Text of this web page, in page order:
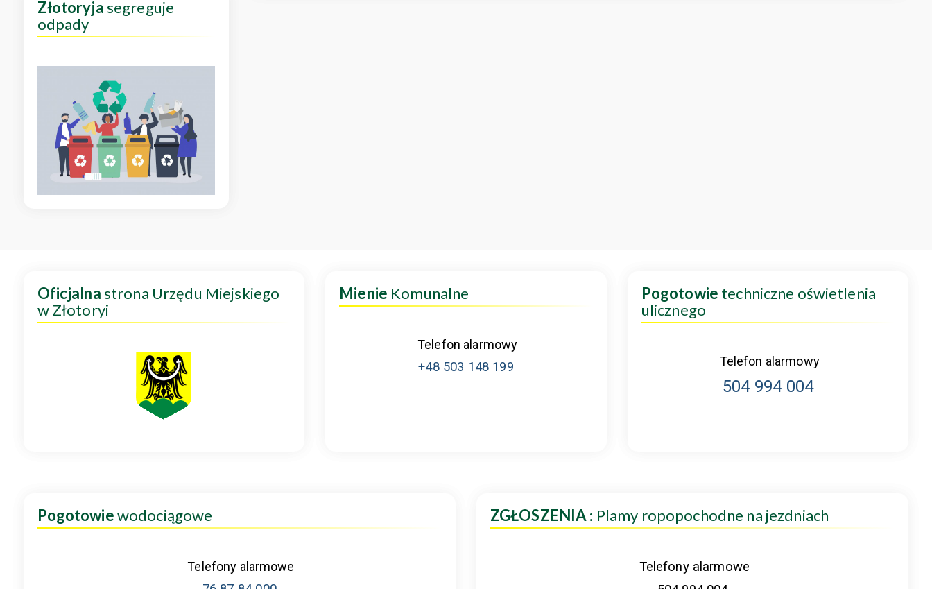
Złotoryjasegreguje
odpady
Oficjalnastrona Urzędu Miejskiego
w Złotoryi
Mienie Komunalne
Telefon alarmowy
+48 503 148 199
Pogotowie techniczne oświetlenia
ulicznego
Telefon alarmowy
504 994 004
Pogotowiewodociągowe
Telefony alarmowe
ZGŁOSZENIA: Plamy ropopochodne na jezdniach
Telefony alarmowe